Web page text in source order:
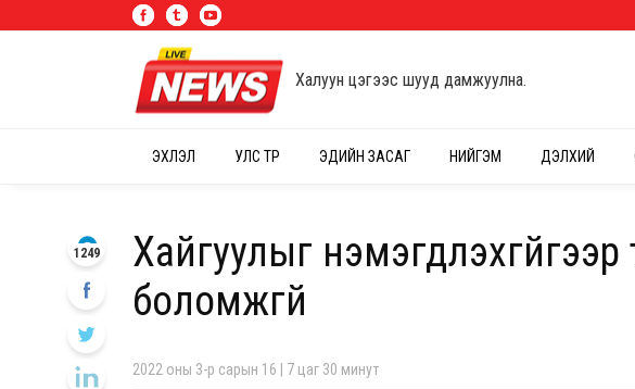
Халуун цэгээс шууд дамжуулна.
ЭХЛЭЛ УЛС ТӨР ЭДИЙН ЗАСАГ НИЙГЭМ ДЭЛХИЙ
Хайгуулыг
боломжгүй
2022 оны 3-р сарын 16 | 7 цаг 30 минут
1249